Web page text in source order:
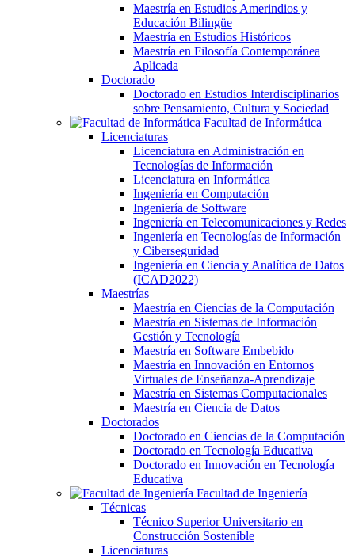
Maestría en Estudios Amerindios y
Educación Bilingüe
Maestría en Estudios Históricos
Maestría en Filosofía Contemporánea
Aplicada
Doctorado
Doctorado en Estudios Interdisciplinarios
sobre Pensamiento, Cultura y Sociedad
Facultad de Informática
Licenciaturas
Licenciatura en Administración en
Tecnologías de Información
Licenciatura en Informática
Ingeniería en Computación
Ingeniería de Software
Ingeniería en Telecomunicaciones y Redes
Ingeniería en Tecnologías de Información
y Ciberseguridad
Ingeniería en Ciencia y Analítica de Datos
(ICAD2022)
Maestrías
Maestría en Ciencias de la Computación
Maestría en Sistemas de Información
Gestión y Tecnología
Maestría en Software Embebido
Maestría en Innovación en Entornos
Virtuales de Enseñanza-Aprendizaje
Maestría en Sistemas Computacionales
Maestría en Ciencia de Datos
Doctorados
Doctorado en Ciencias de la Computación
Doctorado en Tecnología Educativa
Doctorado en Innovación en Tecnología
Educativa
Facultad de Ingeniería
Técnicas
Técnico Superior Universitario en
Construcción Sostenible
Licenciaturas